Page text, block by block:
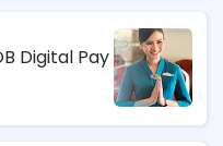
Digital Pay